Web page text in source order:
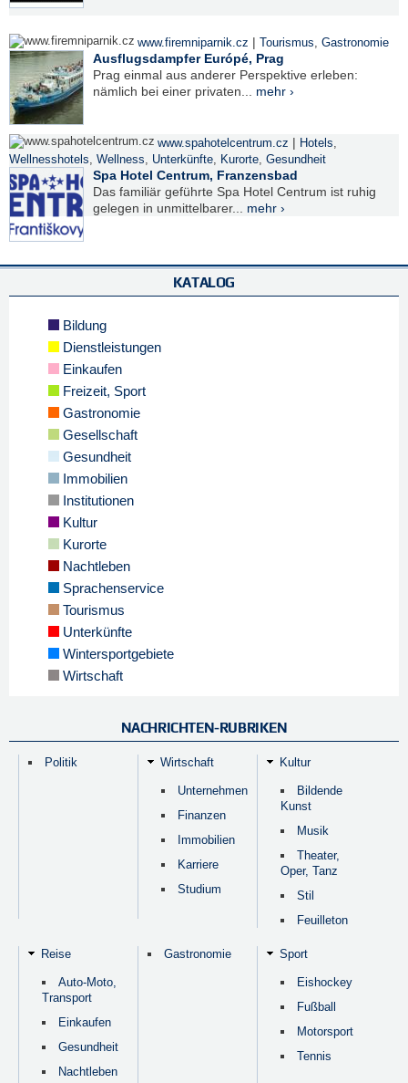
www.firemniparnik.cz | Tourismus, Gastronomie
Ausflugsdampfer Európé, Prag
Prag einmal aus anderer Perspektive erleben:
nämlich bei einer privaten... mehr ›
www.spahotelcentrum.cz | Hotels,
Wellnesshotels, Wellness, Unterkünfte, Kurorte, Gesundheit
Spa Hotel Centrum, Franzensbad
Das familiär geführte Spa Hotel Centrum ist ruhig
gelegen in unmittelbarer... mehr ›
KATALOG
Bildung
Dienstleistungen
Einkaufen
Freizeit, Sport
Gastronomie
Gesellschaft
Gesundheit
Immobilien
Institutionen
Kultur
Kurorte
Nachtleben
Sprachenservice
Tourismus
Unterkünfte
Wintersportgebiete
Wirtschaft
NACHRICHTEN-RUBRIKEN
Politik Wirtschaft
Unternehmen
Finanzen
Immobilien
Karriere
Studium
Kultur
Bildende
Kunst
Musik
Theater,
Oper, Tanz
Stil
Feuilleton
Reise
Auto-Moto,
Transport
Einkaufen
Gesundheit
Nachtleben
Gastronomie Sport
Eishockey
Fußball
Motorsport
Tennis